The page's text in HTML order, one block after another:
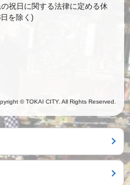
祝日に関する法律に定める休
を除く)
© TOKAI CITY. All Rights Reserved.